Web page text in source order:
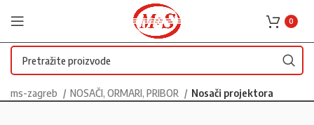
0
ms-zagreb NOSAČI, ORMARI, PRIBOR Nosači projektora